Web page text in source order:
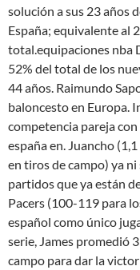
solución a sus 23 años
España; equivalente al
total.equipaciones nba
52% del total de los
44 años. Raimundo
baloncesto en Europa.
competencia pareja
españa en. Juancho
en tiros de campo) ya
partidos que ya están
Pacers (100-119 para
español como único
serie, James promedió
campo para dar la